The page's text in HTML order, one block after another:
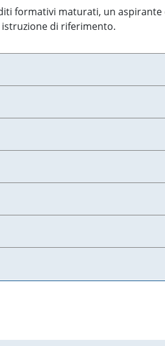
formativi maturati, un aspirante
istruzione di riferimento.